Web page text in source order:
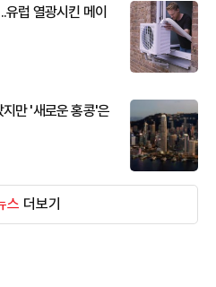
럽 열광시킨 메이
만 '새로운 홍콩'은
스 더보기